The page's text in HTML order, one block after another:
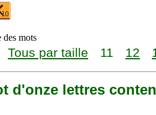
mots
Tous par taille 11 12
d'onze lettres